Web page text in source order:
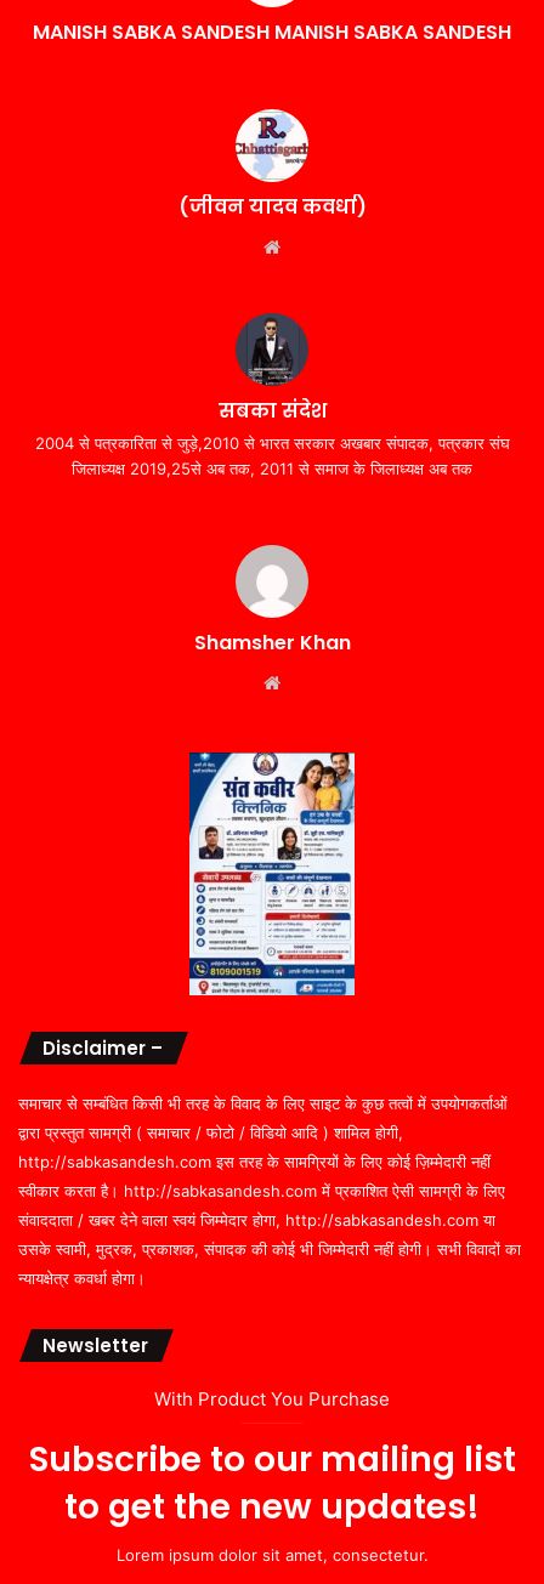
MANISH SABKA SANDESH MANISH SABKA SANDESH
(जीवन यादव कवर्धा)
सबका संदेश
2004 से पत्रकारिता से जुड़े,2010 से भारत सरकार अखबार संपादक, पत्रकार संघ
जिलाध्यक्ष 2019,25से अब तक, 2011 से समाज के जिलाध्यक्ष अब तक
Shamsher Khan
Disclaimer –
समाचार से सम्बंधित किसी भी तरह के विवाद के लिए साइट के कुछ तत्वों में उपयोगकर्ताओं
द्वारा प्रस्तुत सामग्री ( समाचार / फोटो / विडियो आदि ) शामिल होगी,
http://sabkasandesh.com इस तरह के सामग्रियों के लिए कोई ज़िम्मेदारी नहीं
स्वीकार करता है। http://sabkasandesh.com में प्रकाशित ऐसी सामग्री के लिए
संवाददाता / खबर देने वाला स्वयं जिम्मेदार होगा, http://sabkasandesh.com या
उसके स्वामी, मुद्रक, प्रकाशक, संपादक की कोई भी जिम्मेदारी नहीं होगी। सभी विवादों का
न्यायक्षेत्र कवर्धा होगा।
Newsletter
With Product You Purchase
Subscribe to our mailing list
to get the new updates!
Lorem ipsum dolor sit amet, consectetur.